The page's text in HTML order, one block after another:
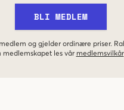
BLI MEDLEM
og gjelder ordinære priser.
les vår medlemsvilkår